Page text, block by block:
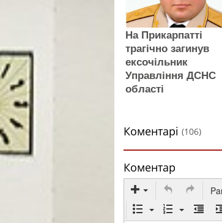
На Прикарпатті
трагічно загинув
ексочільник
Управління ДСНС
області
Коментарі (106)
Коментар